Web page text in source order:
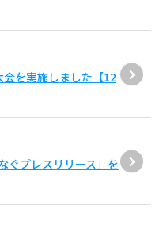
を実施しました【12
ぐプレスリリース」を